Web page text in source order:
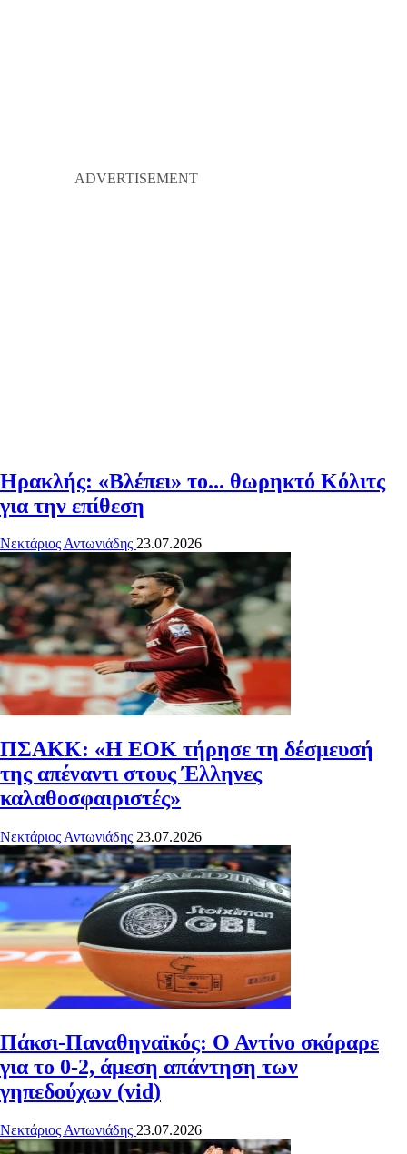
Ηρακλής: «Βλέπει» το... θωρηκτό Κόλιτς
για την επίθεση
Νεκτάριος Αντωνιάδης 23.07.2026
ΠΣΑΚΚ: «Η ΕΟΚ τήρησε τη δέσμευσή
της απέναντι στους Έλληνες
καλαθοσφαιριστές»
Νεκτάριος Αντωνιάδης 23.07.2026
Πάκσι-Παναθηναϊκός: Ο Αντίνο σκόραρε
για το 0-2, άμεση απάντηση των
γηπεδούχων (vid)
Νεκτάριος Αντωνιάδης 23.07.2026